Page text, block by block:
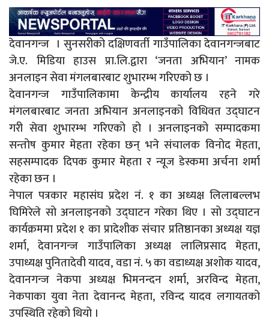
देवानगन्ज । सुनसरीको दक्षिणवर्ती गाउँपालिका देवानगन्जबाट
जे.ए. मिडिया हाउस प्रा.लि.द्वारा ‘जनता अभियान’ नामक
अनलाइन सेवा मंगलबारबाट शुभारम्भ गरिएको छ ।
देवानगन्ज गाउँपालिकामा केन्द्रीय कार्यालय रहने गरे
मंगलबारबाट जनता अभियान अनलाइनको विधिवत उद्घाटन
गरी सेवा शुभारम्भ गरिएको हो । अनलाइनको सम्पादकमा
सन्तोष कुमार मेहता रहेका छन् भने संचालक विनोद मेहता,
सहसम्पादक दिपक कुमार मेहता र न्यूज डेस्कमा अर्चना शर्मा
रहेका छन ।
नेपाल पत्रकार महासंघ प्रदेश नं. १ का अध्यक्ष लिलाबल्लभ
घिमिरेले सो अनलाइनको उद्घाटन गरेका थिए । सो उद्घाटन
कार्यक्रममा प्रदेश १ का प्रादेशीक संचार प्रतिष्ठानका अध्यक्ष यज्ञ
शर्मा, देवानगन्ज गाउँपालिका अध्यक्ष लालिप्रसाद मेहता,
उपाध्यक्ष पुनितादेवी यादव, वडा नं. ५ का वडाध्यक्ष अशोक यादव,
देवानगन्ज नेकपा अध्यक्ष भिमनन्दन शर्मा, अरविन्द मेहता,
नेकपाका युवा नेता देवानन्द मेहता, रविन्द यादव लगायतको
उपस्थिति रहेको थियो ।